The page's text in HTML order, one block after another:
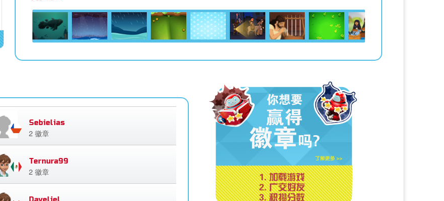
Sebielias
2 徽章
Ternura99
2 徽章